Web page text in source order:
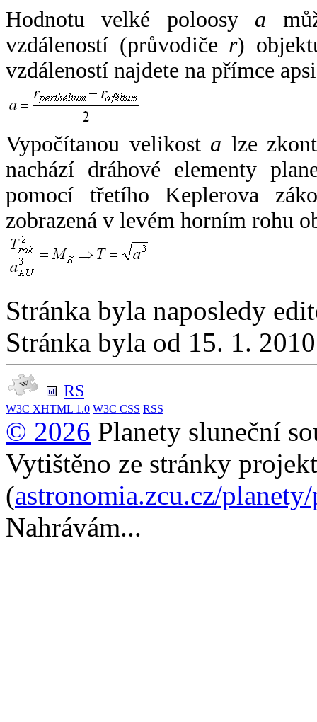
Hodnotu velké poloosy a
vzdáleností (průvodiče r)
vzdáleností najdete na přímce
Vypočítanou velikost a lze
nachází dráhové elementy
pomocí třetího Keplerova
zobrazená v levém horním rohu
Stránka byla naposledy
Stránka byla od 15. 1.
RS
W3C XHTML 1.0 W3C CSS RSS
© 2026 Planety sluneční
Vytištěno ze stránky
(astronomia.zcu.cz/
Nahrávám...